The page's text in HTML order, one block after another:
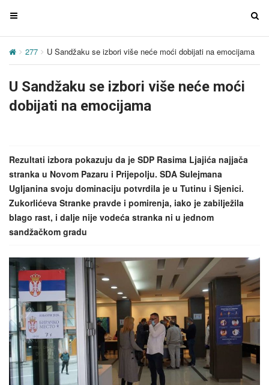
T
g
e
n
g
a
t
i
o
n
T
g
277 U Sandžaku se izbori više neće moći dobijati na emocijama
U Sandžaku se izbori više neće moći
dobijati na emocijama
Rezultati izbora pokazuju da je SDP Rasima Ljajića najjača
stranka u Novom Pazaru i Prijepolju. SDA Sulejmana
Ugljanina svoju dominaciju potvrdila je u Tutinu i Sjenici.
Zukorlićeva Stranke pravde i pomirenja, iako je zabilježila
blago rast, i dalje nije vodeća stranka ni u jednom
sandžačkom gradu